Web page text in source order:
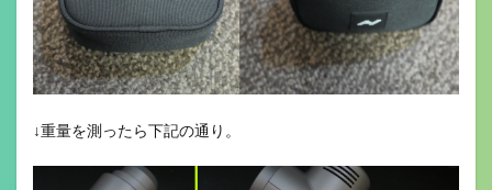
↓重量を測ったら下記の通り。